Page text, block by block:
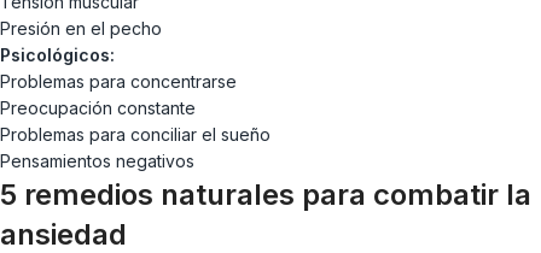
Presión en el pecho
Psicológicos:
Problemas para concentrarse
Preocupación constante
Problemas para conciliar el sueño
Pensamientos negativos
5 remedios naturales para combatir la
ansiedad